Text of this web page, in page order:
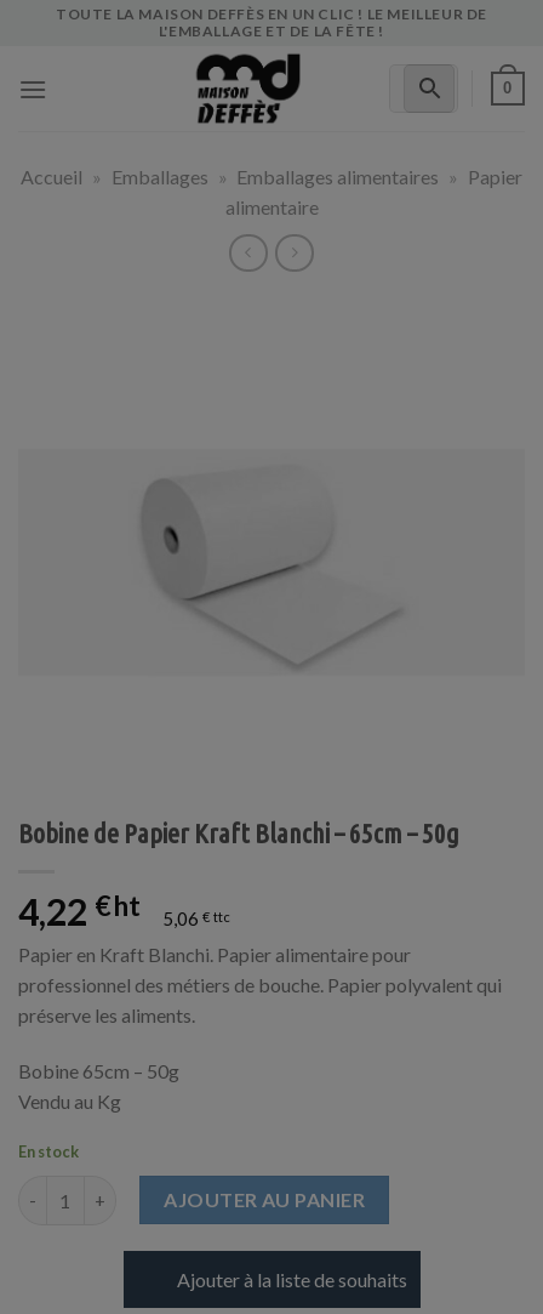
TOUTE LA MAISON DEFFÈS EN UN CLIC ! LE MEILLEUR DE
L'EMBALLAGE ET DE LA FÊTE !
0
Accueil » Emballages » Emballages alimentaires »
Papier
alimentaire
Bobine de Papier Kraft Blanchi – 65cm – 50g
4,22 € 5,06 €
Papier en Kraft Blanchi. Papier alimentaire pour
professionnel des métiers de bouche. Papier polyvalent qui
préserve les aliments.
Bobine 65cm – 50g
Vendu au Kg
En stock
quantité de Bobine de Papier Kraft Blanchi - 65cm - 50g
AJOUTER AU PANIER
Ajouter à la liste de souhaits